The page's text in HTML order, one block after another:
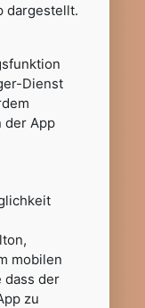
dargestellt.
Dienst
der App
mobilen
dass der
zu